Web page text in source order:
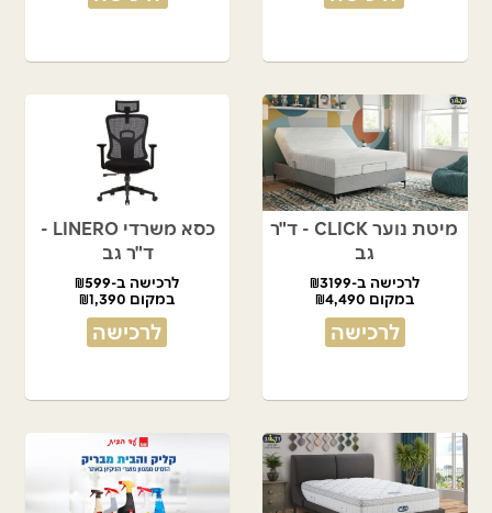
מיטת נוער CLICK - ד"ר
גב
לרכישה ב-₪3199
במקום ₪4,490
לרכישה
כסא משרדי LINERO -
ד"ר גב
לרכישה ב-₪599
במקום ₪1,390
לרכישה